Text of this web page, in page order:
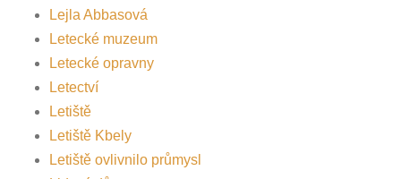
Lejla Abbasová
Letecké muzeum
Letecké opravny
Letectví
Letiště
Letiště Kbely
Letiště ovlivnilo průmysl